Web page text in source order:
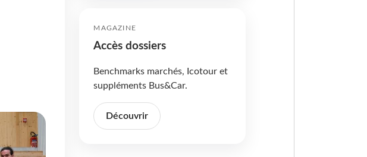
MAGAZINE
Accès dossiers
Benchmarks marchés, Icotour et
suppléments Bus&Car.
Découvrir